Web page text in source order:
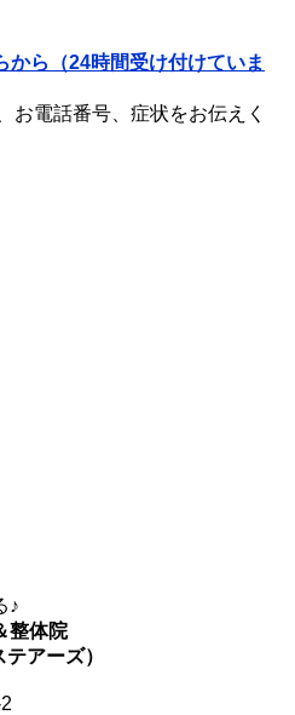
から（24時間受け付けていま
電話番号、症状をお伝えく
♪
整体院
アーズ）